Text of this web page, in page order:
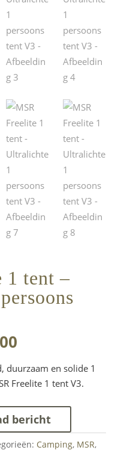
1 tent –
Huidige
is:
€469,00.
duurzaam en solide 1
Freelite 1 tent V3.
bericht
Camping, MSR,